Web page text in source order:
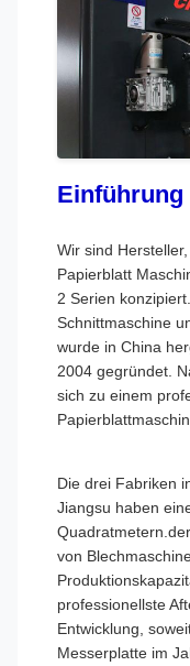
Einführung
Wir sind
Papierblatt
2 Serien
Schnittmaschine
wurde in China
2004 gegründet.
sich zu einem
Die drei Fabriken
Jiangsu haben
von
professionellste
Entwicklung,
Messerplatte im